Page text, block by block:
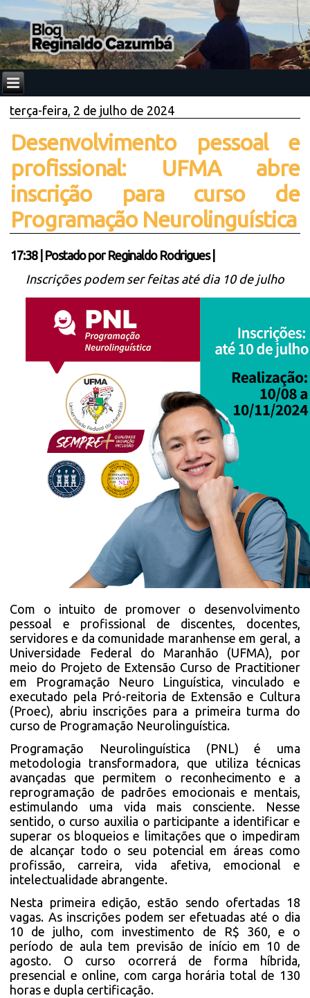
terça-feira, 2 de julho de 2024
Desenvolvimento pessoal e
profissional: UFMA abre
inscrição para curso de
Programação Neurolinguística
17:38| Postado por Reginaldo Rodrigues
Inscrições podem ser feitas até dia 10 de julho
Com o intuito de promover o desenvolvimento
pessoal e profissional de discentes, docentes,
servidores e da comunidade maranhense em geral, a
Universidade Federal do Maranhão (UFMA), por
meio do Projeto de Extensão Curso de Practitioner
em Programação Neuro Linguística, vinculado e
executado pela Pró-reitoria de Extensão e Cultura
(Proec), abriu inscrições para a primeira turma do
curso de Programação Neurolinguística.
Programação Neurolinguística (PNL) é uma
metodologia transformadora, que utiliza técnicas
avançadas que permitem o reconhecimento e a
reprogramação de padrões emocionais e mentais,
estimulando uma vida mais consciente. Nesse
sentido, o curso auxilia o participante a identificar e
superar os bloqueios e limitações que o impediram
de alcançar todo o seu potencial em áreas como
profissão, carreira, vida afetiva, emocional e
intelectualidade abrangente.
Nesta primeira edição, estão sendo ofertadas 18
vagas. As inscrições podem ser efetuadas até o dia
10 de julho, com investimento de R$ 360, e o
período de aula tem previsão de início em 10 de
agosto. O curso ocorrerá de forma híbrida,
presencial e online, com carga horária total de 130
horas e dupla certificação.